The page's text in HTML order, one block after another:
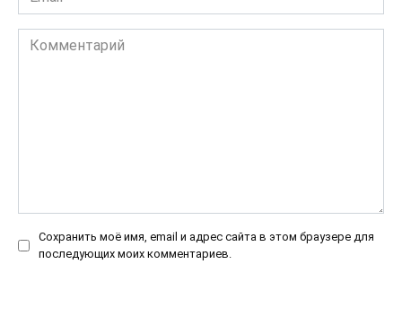
*
Комментарий
Сохранить моё имя, email и адрес сайта в этом браузере для
последующих моих комментариев.